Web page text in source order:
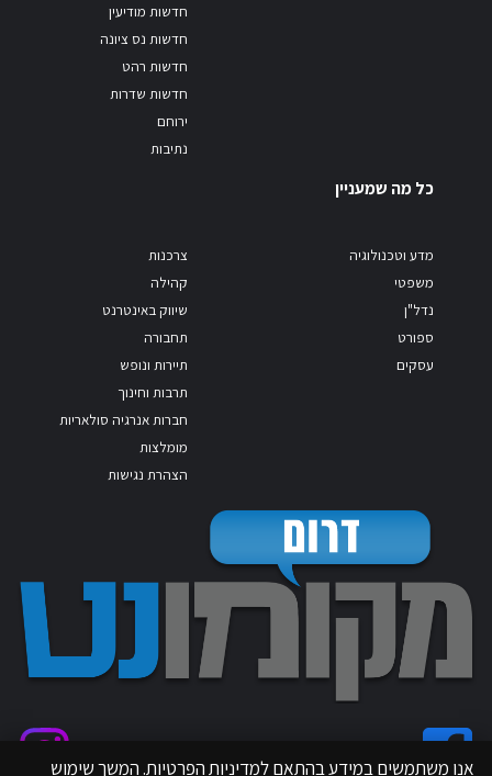
חדשות מודיעין
חדשות נס ציונה
חדשות רהט
חדשות שדרות
ירוחם
נתיבות
כל מה שמעניין
מדע וטכנולוגיה
משפטי
נדל"ן
ספורט
עסקים
צרכנות
קהילה
שיווק באינטרנט
תחבורה
תיירות ונופש
תרבות וחינוך
חברות אנרגיה סולאריות
מומלצות
הצהרת נגישות
אנו משתמשים במידע בהתאם למדיניות הפרטיות. המשך שימוש